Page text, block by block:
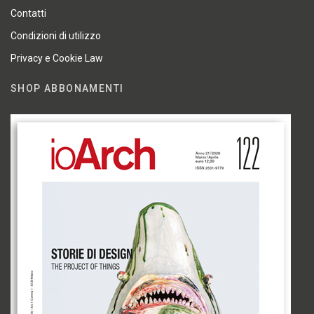
Contatti
Condizioni di utilizzo
Privacy e Cookie Law
SHOP ABBONAMENTI